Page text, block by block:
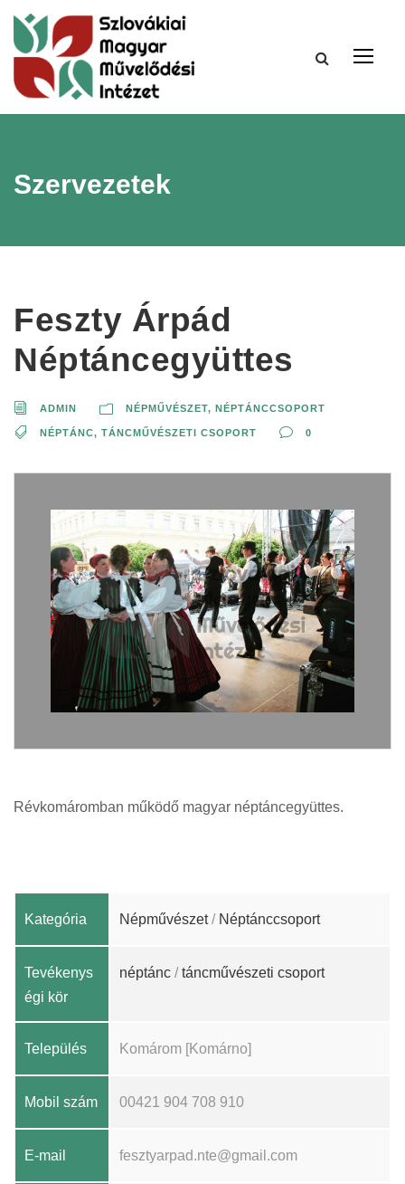
Szervezetek
Feszty Árpád
Néptáncegyüttes
ADMIN NÉPMŰVÉSZET, NÉPTÁNCCSOPORT
NÉPTÁNC, TÁNCMŰVÉSZETI CSOPORT 0
Révkomáromban működő magyar néptáncegyüttes.
Kategória Népművészet/ Néptánccsoport
Tevékenys
égi kör
néptánc /táncművészeti csoport
Település Komárom [Komárno]
Mobil szám 00421 904 708 910
E-mail fesztyarpad.nte@gmail.com